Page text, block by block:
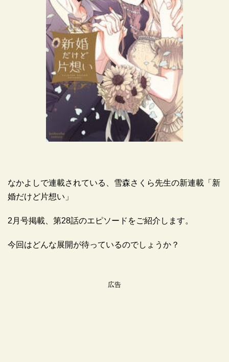
なかよしで連載されている、雪森さくら先生の新連載「新
婚だけど片想い」
2月号掲載、第28話のエピソードをご紹介します。
今回はどんな展開が待っているのでしょうか？
広告